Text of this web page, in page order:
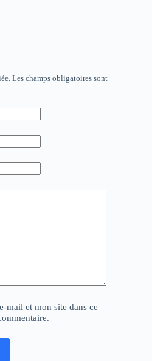
Les champs obligatoires sont
mail et mon site dans ce